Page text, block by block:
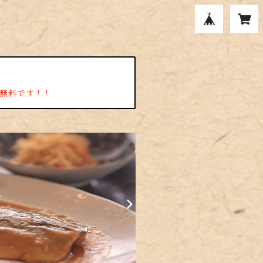
料です！！